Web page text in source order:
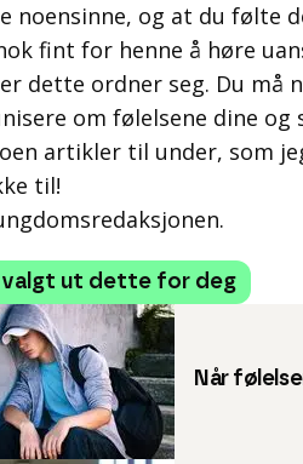
noensinne, og at du følte
fint for henne å høre
dette ordner seg. Du må
om følelsene dine og
artikler til under, som
til!
valgt ut dette for deg
Når